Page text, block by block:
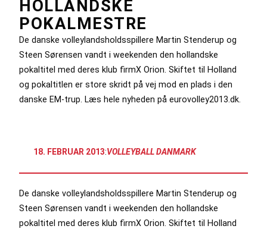
HOLLANDSKE
POKALMESTRE
De danske volleylandsholdsspillere Martin Stenderup og
Steen Sørensen vandt i weekenden den hollandske
pokaltitel med deres klub firmX Orion. Skiftet til Holland
og pokaltitlen er store skridt på vej mod en plads i den
danske EM-trup. Læs hele nyheden på eurovolley2013.dk.
18. FEBRUAR 2013:VOLLEYBALL DANMARK
De danske volleylandsholdsspillere Martin Stenderup og
Steen Sørensen vandt i weekenden den hollandske
pokaltitel med deres klub firmX Orion. Skiftet til Holland